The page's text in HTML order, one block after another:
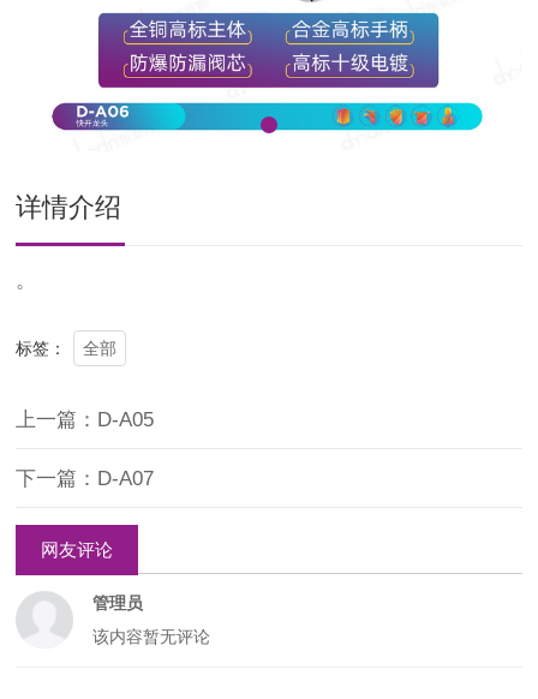
详情介绍
。
标签： 全部
上一篇：D-A05
下一篇：D-A07
网友评论
管理员
该内容暂无评论